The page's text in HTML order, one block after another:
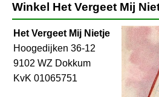
Winkel Het Vergeet Mij
Het Vergeet Mij Nietje
Hoogedijken 36-12
9102 WZ Dokkum
KvK 01065751